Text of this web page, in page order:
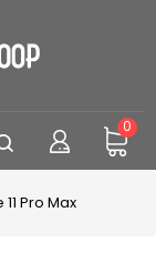
0
Pro Max